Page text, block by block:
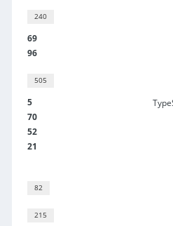
240
69
96
505
5
70
52
21
82
215